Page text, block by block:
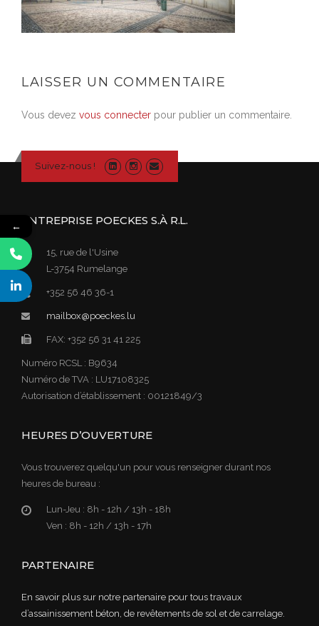
LAISSER UN COMMENTAIRE
Vous devez vous connecter pour publier un commentaire.
Suivez-nous !
ENTREPRISE POECKES S.À R.L.
15, rue de l'Usine
L-3754 Rumelange
+352 56 46 36-1
mailbox@poeckes.lu
FAX: +352 56 31 41 225
Numéro RCSL : B9634
Numéro de TVA : LU17108325
Autorisation d’établissement : 00121849/3
HEURES D’OUVERTURE
Vous trouverez quelqu'un pour vous renseigner durant nos
heures de bureau :
Lun-Jeu : 8h - 12h / 13h - 18h
Ven : 8h - 12h / 13h - 17h
PARTENAIRE
En savoir plus sur notre partenaire pour tous travaux
d’assainissement béton, de revêtements de sol et de carrelage.
←